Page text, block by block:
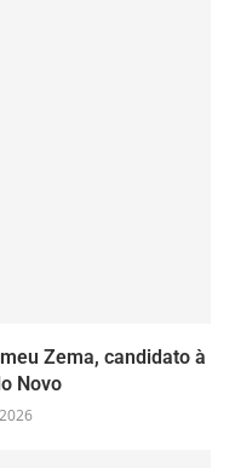
Zema, candidato à
Novo